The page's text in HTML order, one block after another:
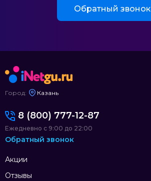
Обратный звонок
Город: Казань
Акции
Отзывы
8 (800) 777-12-87
Ежедневно с 9:00 до 22:00
Обратный звонок